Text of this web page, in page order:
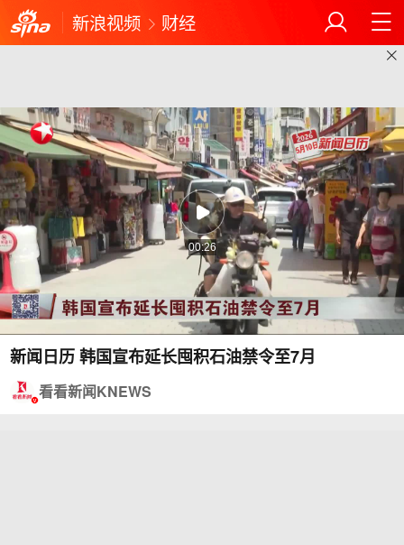
新浪视频 财经
00:26
新闻日历 韩国宣布延长囤积石油禁令至7月
看看新闻KNEWS